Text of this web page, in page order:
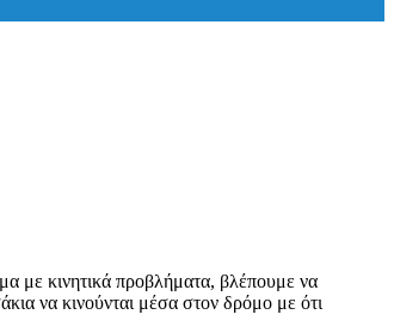
με κινητικά προβλήματα, βλέπουμε να
να κινούνται μέσα στον δρόμο με ότι